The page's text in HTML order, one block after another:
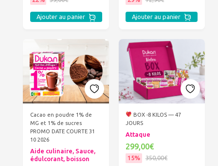
Ajouter au panier Ajouter au panier
Cacao en poudre 1% de
MG et 1% de sucres
PROMO DATE COURTE 31
10 2026
Aide culinaire, Sauce,
édulcorant, boisson
BOX -8 KILOS — 47
JOURS
Attaque
299,00€
15% 350,00€